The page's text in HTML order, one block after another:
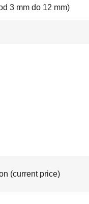
3 mm do 12 mm)
(current price)